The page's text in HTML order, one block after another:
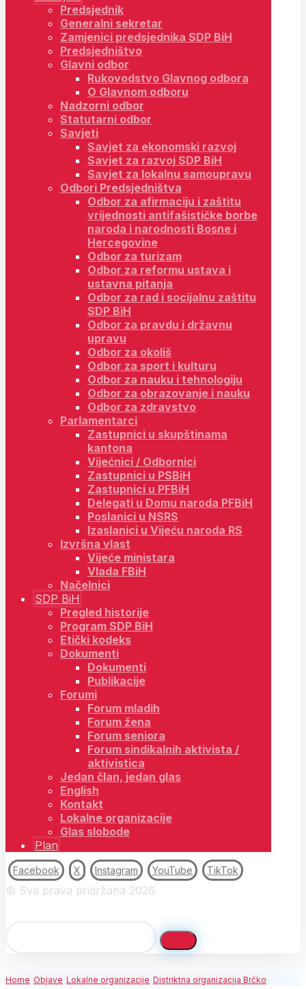
Predsjednik
Generalni sekretar
Zamjenici predsjednika SDP BiH
Predsjedništvo
Glavni odbor
Rukovodstvo Glavnog odbora
O Glavnom odboru
Nadzorni odbor
Statutarni odbor
Savjeti
Savjet za ekonomski razvoj
Savjet za razvoj SDP BiH
Savjet za lokalnu samoupravu
Odbori Predsjedništva
Odbor za afirmaciju i zaštitu
vrijednosti antifašističke borbe
naroda i narodnosti Bosne i
Hercegovine
Odbor za turizam
Odbor za reformu ustava i
ustavna pitanja
Odbor za rad i socijalnu zaštitu
SDP BiH
Odbor za pravdu i državnu
upravu
Odbor za okoliš
Odbor za sport i kulturu
Odbor za nauku i tehnologiju
Odbor za obrazovanje i nauku
Odbor za zdravstvo
Parlamentarci
Zastupnici u skupštinama
kantona
Vijećnici / Odbornici
Zastupnici u PSBiH
Zastupnici u PFBiH
Delegati u Domu naroda PFBiH
Poslanici u NSRS
Izaslanici u Vijeću naroda RS
Izvršna vlast
Vijeće ministara
Vlada FBiH
Načelnici
SDP BiH
Pregled historije
Program SDP BiH
Etički kodeks
Dokumenti
Dokumenti
Publikacije
Forumi
Forum mladih
Forum žena
Forum seniora
Forum sindikalnih aktivista /
aktivistica
Jedan član, jedan glas
English
Kontakt
Lokalne organizacije
Glas slobode
Plan
Facebook X Instagram YouTube TikTok
© Sva prava pridržana 2026
Home Objave Lokalne organizacije Distriktna organizacija Brčko